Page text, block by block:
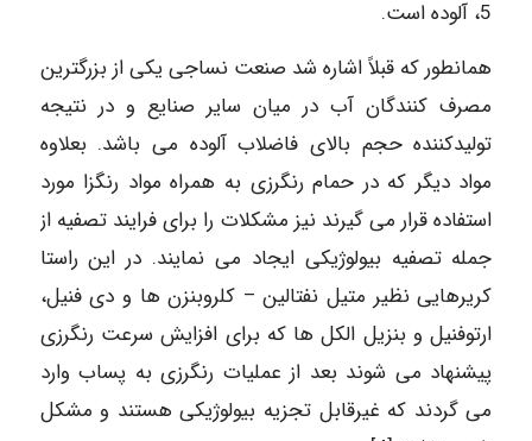
5، آلوده است.
همانطور که قبلاً اشاره شد صنعت نساجی یکی از بزرگترین
مصرف کنندگان آب در میان سایر صنایع و در نتیجه
تولیدکننده حجم بالای فاضلاب آلوده می باشد. بعلاوه
مواد دیگر که در حمام رنگرزی به همراه مواد رنگزا مورد
استفاده قرار می گیرند نیز مشکلات را برای فرایند تصفیه از
جمله تصفیه بیولوژیکی ایجاد می نمایند. در این راستا
کریرهایی نظیر متیل نفتالین – کلروبنزن ها و دی فنیل،
ارتوفنیل و بنزیل الکل ها که برای افزایش سرعت رنگرزی
پیشنهاد می شوند بعد از عملیات رنگرزی به پساب وارد
می گردند که غیرقابل تجزیه بیولوژیکی هستند و مشکل